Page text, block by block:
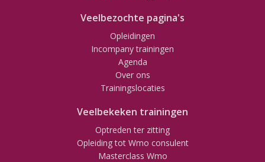
Veelbezochte pagina's
Opleidingen
Incompany trainingen
Agenda
Over ons
Trainingslocaties
Veelbekeken trainingen
Optreden ter zitting
Opleiding tot Wmo consulent
Masterclass Wmo